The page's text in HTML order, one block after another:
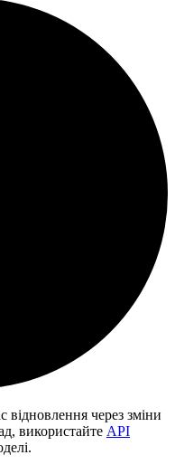
відновлення через зміни
використайте API